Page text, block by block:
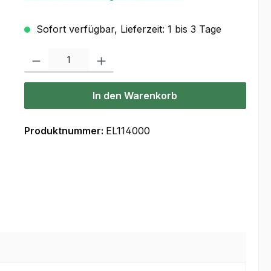
Sofort verfügbar, Lieferzeit: 1 bis 3 Tage
In den Warenkorb
Produktnummer: EL114000